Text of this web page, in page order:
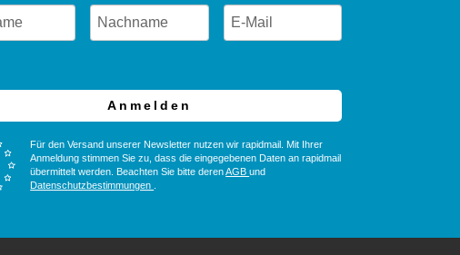
Anmelden
Für den Versand unserer Newsletter nutzen wir rapidmail. Mit Ihrer
Anmeldung stimmen Sie zu, dass die eingegebenen Daten an rapidmail
übermittelt werden. Beachten Sie bitte derenAGBund
Datenschutzbestimmungen